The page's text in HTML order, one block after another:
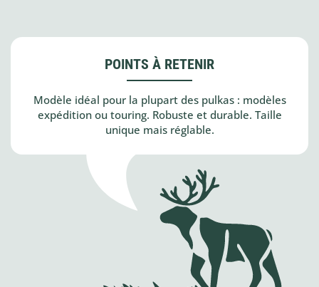
POINTS À RETENIR
Modèle idéal pour la plupart des pulkas : modèles
expédition ou touring. Robuste et durable. Taille
unique mais réglable.